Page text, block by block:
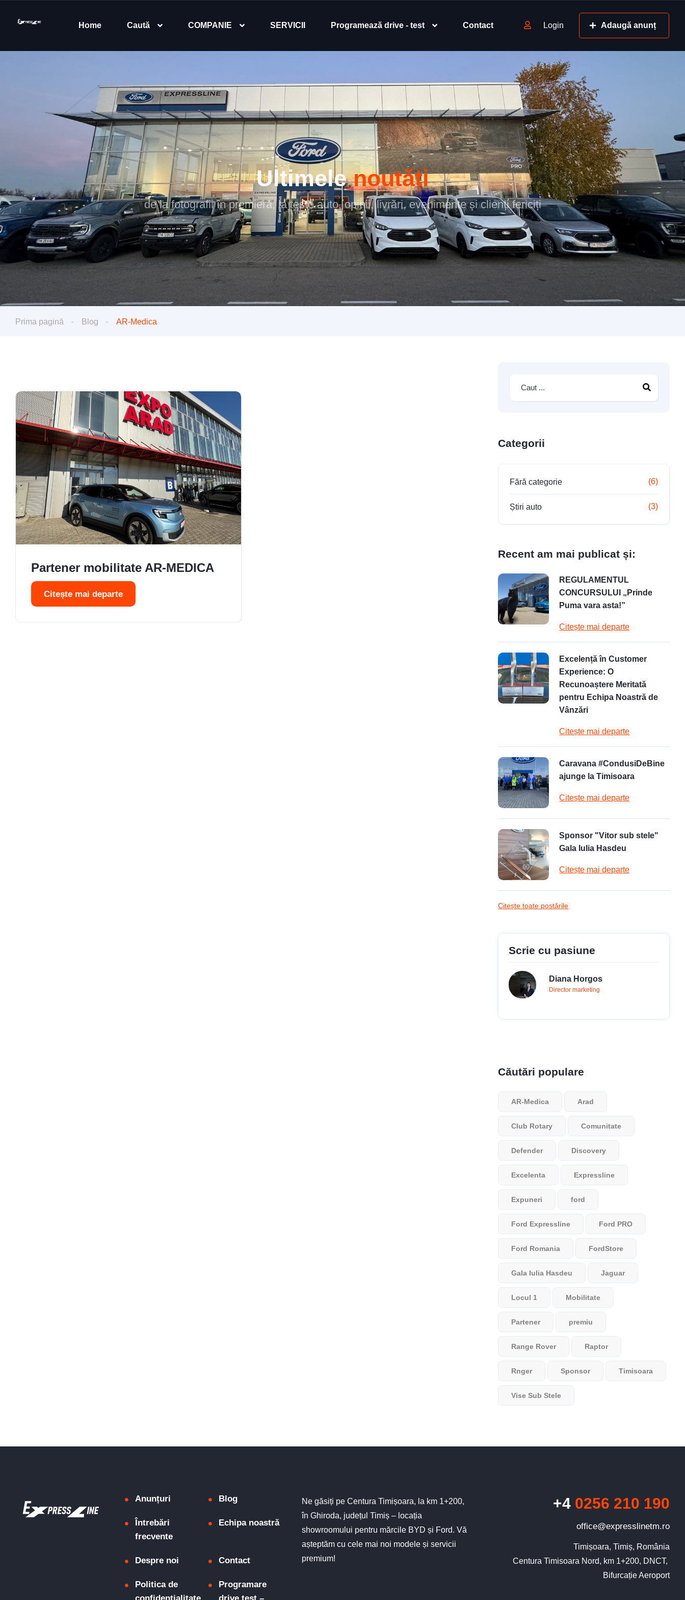
Home Caută COMPANIE SERVICII Programează drive - test Contact Login Adaugă anunț
Ultimelenoutăți
de la fotografii în premieră, la teste auto, opinii, livrări, evenimente și clienți fericiți
Prima pagină Blog AR-Medica
Partener mobilitate AR-MEDICA
Citește mai departe
Categorii
Fără categorie (6)
Știri auto (3)
Recent am mai publicat și:
REGULAMENTUL
CONCURSULUI „Prinde
Puma vara asta!”
Citește mai departe
Excelență în Customer
Experience: O
Recunoaștere Meritată
pentru Echipa Noastră de
Vânzări
Citește mai departe
Caravana #CondusiDeBine
ajunge la Timisoara
Citește mai departe
Sponsor "Vitor sub stele"
Gala Iulia Hasdeu
Citește mai departe
Citește toate postările
Scrie cu pasiune
Diana Horgos
Director marketing
Căutări populare
AR-Medica Arad
Club Rotary Comunitate
Defender Discovery
Excelenta Expressline
Expuneri ford
Ford Expressline Ford PRO
Ford Romania FordStore
Gala Iulia Hasdeu Jaguar
Locul 1 Mobilitate
Partener premiu
Range Rover Raptor
Rnger Sponsor Timisoara
Vise Sub Stele
Anunțuri Blog
Întrebări
frecvente
Echipa noastră
Despre noi Contact
Politica de
Programare
Ne găsiți pe Centura Timișoara, la km 1+200,
în Ghiroda, județul Timiș – locația
showroomului pentru mărcile BYD și Ford. Vă
așteptăm cu cele mai noi modele și servicii
premium!
+40256 210 190
office@expresslinetm.ro
Timișoara, Timiș, România
Centura Timisoara Nord, km 1+200, DNCT,
Bifurcație Aeroport